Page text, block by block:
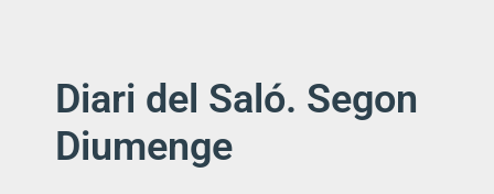
Diari del Saló. Segon
Diumenge